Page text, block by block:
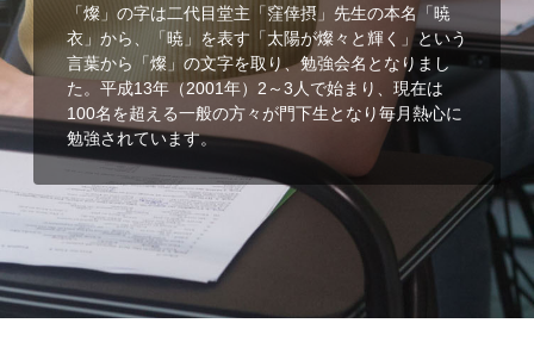
「燦」の字は二代目堂主「窪倖摂」先生の本名「暁
衣」から、「暁」を表す「太陽が燦々と輝く」という
言葉から「燦」の文字を取り、勉強会名となりまし
た。平成13年（2001年）2～3人で始まり、現在は
100名を超える一般の方々が門下生となり毎月熱心に
勉強されています。